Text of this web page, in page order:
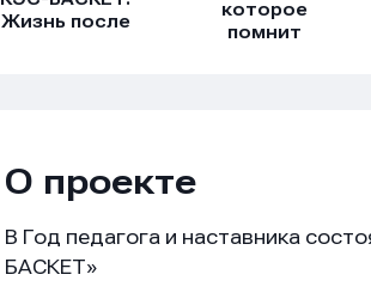
Жизнь после
которое
помнит
О проекте
В Год педагога и наставника
БАСКЕТ»